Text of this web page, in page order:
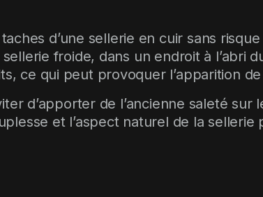
d’une sellerie en cuir sans
froide, dans un endroit à l’abri
ce qui peut provoquer l’apparition
d’apporter de l’ancienne saleté sur
et l’aspect naturel de la sellerie